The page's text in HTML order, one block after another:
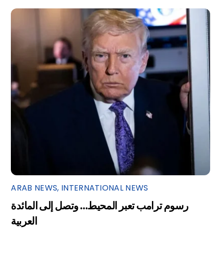
ARAB NEWS, INTERNATIONAL NEWS
رسوم ترامب تعبر المحيط… وتصل إلى المائدة
العربية